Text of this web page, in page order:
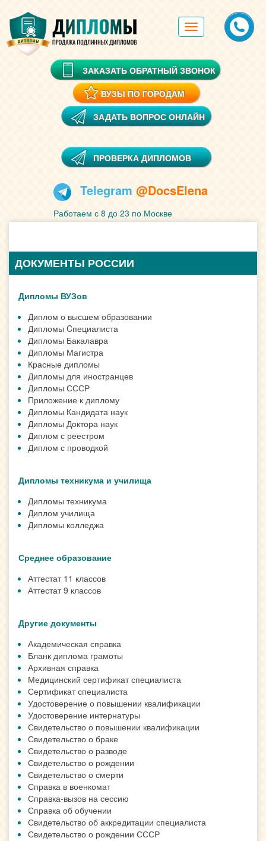
Toggle
navigation
ЗАКАЗАТЬ ОБРАТНЫЙ ЗВОНОК
ВУЗЫ ПО ГОРОДАМ
ЗАДАТЬ ВОПРОС ОНЛАЙН
ПРОВЕРКА ДИПЛОМОВ
Telegram @DocsElena
Работаем с 8 до 23 по Москве
ДОКУМЕНТЫ РОССИИ
Дипломы ВУЗов
Диплом о высшем образовании
Дипломы Cпециалиста
Дипломы Бакалавра
Дипломы Магистра
Красные дипломы
Дипломы для иностранцев
Дипломы СССР
Приложение к диплому
Дипломы Кандидата наук
Дипломы Доктора наук
Диплом с реестром
Диплом с проводкой
Дипломы техникума и училища
Дипломы техникума
Диплом училища
Дипломы колледжа
Среднее образование
Аттестат 11 классов
Аттестат 9 классов
Другие документы
Академическая справка
Бланк диплома грамоты
Архивная справка
Медицинский сертификат специалиста
Сертификат специалиста
Удостоверение о повышении квалификации
Удостоверение интернатуры
Свидетельство о повышении квалификации
Свидетельство о браке
Свидетельство о разводе
Свидетельство о рождении
Свидетельство о смерти
Справка в военкомат
Справка-вызов на сессию
Справка об обучении
Свидетельство об аккредитации специалиста
Свидетельство о рождении СССР